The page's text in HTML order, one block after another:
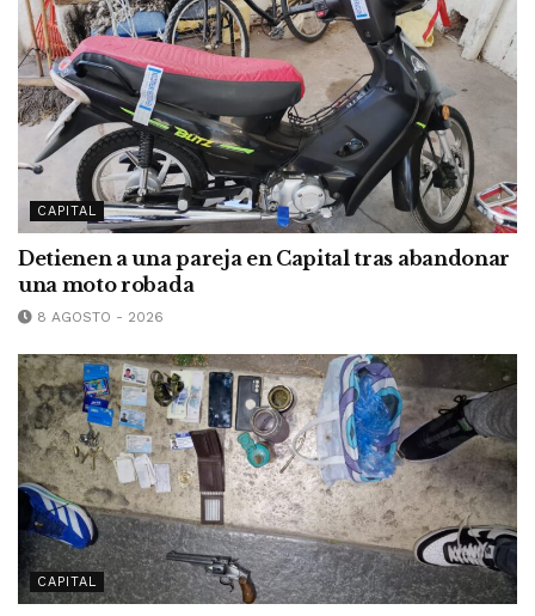
CAPITAL
Detienen a una pareja en Capital tras abandonar
una moto robada
8 AGOSTO - 2026
CAPITAL